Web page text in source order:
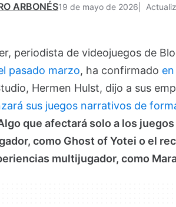
ARBONÉS19 de mayo de 2026
periodista de videojuegos de
pasado marzo, ha confirmado
Hermen Hulst, dijo a sus
sus juegos narrativos de
que afectará solo a los
como Ghost of Yotei o el
multijugador, como